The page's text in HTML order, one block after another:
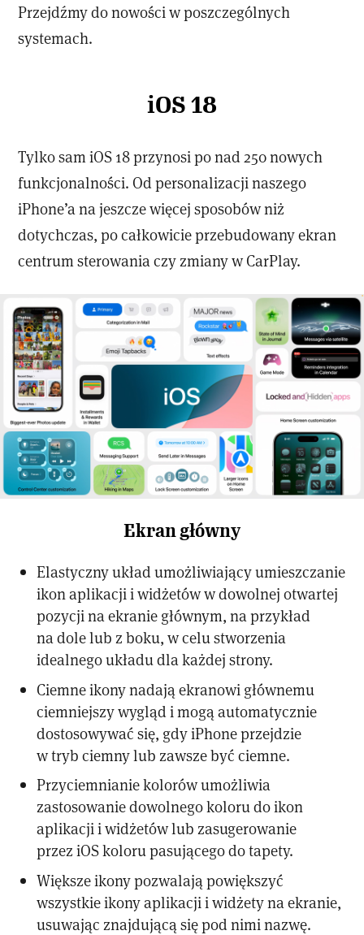
Przejdźmy do nowości w poszczególnych
systemach.
iOS 18
Tylko sam iOS 18 przynosi po nad 250 nowych
funkcjonalności. Od personalizacji naszego
iPhone’a na jeszcze więcej sposobów niż
dotychczas, po całkowicie przebudowany ekran
centrum sterowania czy zmiany w CarPlay.
Ekran główny
Elastyczny układ umożliwiający umieszczanie
ikon aplikacji i widżetów w dowolnej otwartej
pozycji na ekranie głównym, na przykład
na dole lub z boku, w celu stworzenia
idealnego układu dla każdej strony.
Ciemne ikony nadają ekranowi głównemu
ciemniejszy wygląd i mogą automatycznie
dostosowywać się, gdy iPhone przejdzie
w tryb ciemny lub zawsze być ciemne.
Przyciemnianie kolorów umożliwia
zastosowanie dowolnego koloru do ikon
aplikacji i widżetów lub zasugerowanie
przez iOS koloru pasującego do tapety.
Większe ikony pozwalają powiększyć
wszystkie ikony aplikacji i widżety na ekranie,
usuwając znajdującą się pod nimi nazwę.